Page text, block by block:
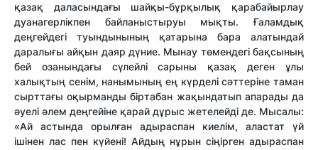
қазақ даласындағы шайқы-бұрқылық қарабайырлау
дуанагерлікпен байланыстыруы мықты. Ғаламдық
деңгейдегі туындынының қатарына бара алатындай
даралығы айқын даяр дүние. Мынау төмендегі бақсының
бей озанындағы сүлейлі сарыны қазақ деген ұлы
халықтың сенім, нанымының ең күрделі сәттеріне таман
сырттағы оқырманды біртабан жақындатып апарады да
әуелі әлем деңгейіне қарай дұрыс жетелейді де. Мысалы:
«Ай астында орылған адыраспан киелім, аластат үй
ішінен лас пен күйені! Айдың нұрын сіңірген адыраспан